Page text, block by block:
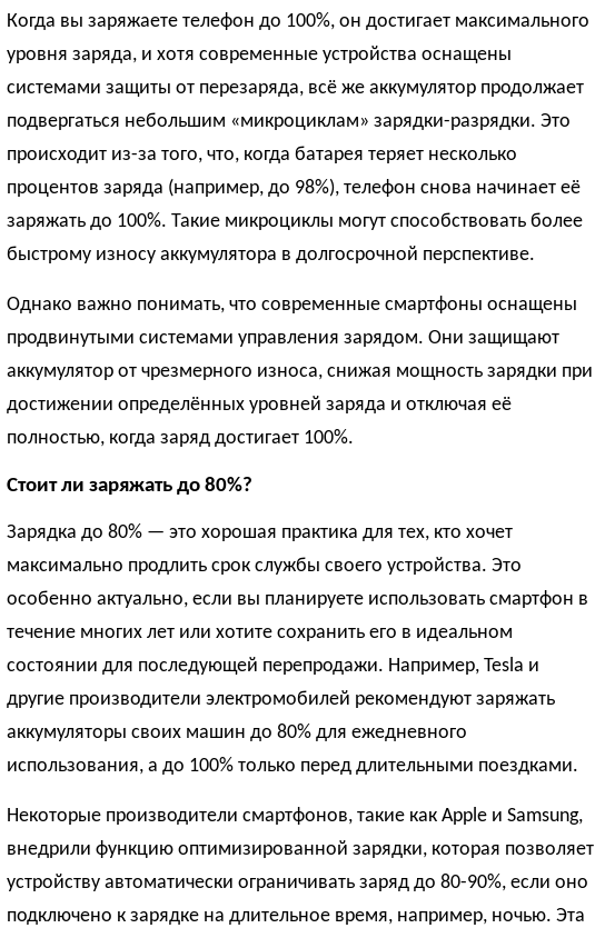
Когда вы заряжаете телефон до 100%, он достигает максимального
уровня заряда, и хотя современные устройства оснащены
системами защиты от перезаряда, всё же аккумулятор продолжает
подвергаться небольшим «микроциклам» зарядки-разрядки. Это
происходит из-за того, что, когда батарея теряет несколько
процентов заряда (например, до 98%), телефон снова начинает её
заряжать до 100%. Такие микроциклы могут способствовать более
быстрому износу аккумулятора в долгосрочной перспективе.
Однако важно понимать, что современные смартфоны оснащены
продвинутыми системами управления зарядом. Они защищают
аккумулятор от чрезмерного износа, снижая мощность зарядки при
достижении определённых уровней заряда и отключая её
полностью, когда заряд достигает 100%.
Стоит ли заряжать до 80%?
Зарядка до 80% — это хорошая практика для тех, кто хочет
максимально продлить срок службы своего устройства. Это
особенно актуально, если вы планируете использовать смартфон в
течение многих лет или хотите сохранить его в идеальном
состоянии для последующей перепродажи. Например, Tesla и
другие производители электромобилей рекомендуют заряжать
аккумуляторы своих машин до 80% для ежедневного
использования, а до 100% только перед длительными поездками.
Некоторые производители смартфонов, такие как Apple и Samsung,
внедрили функцию оптимизированной зарядки, которая позволяет
устройству автоматически ограничивать заряд до 80-90%, если оно
подключено к зарядке на длительное время, например, ночью. Эта